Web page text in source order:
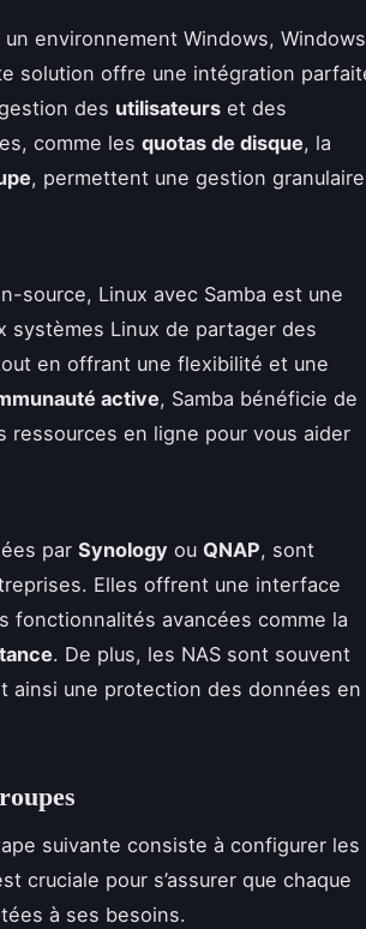
environnement Windows, Windows
solution offre une intégration
des utilisateurs et des
comme les quotas de disque, la
, permettent une gestion granulaire
source, Linux avec Samba est une
systèmes Linux de partager des
en offrant une flexibilité et une
active, Samba bénéficie de
ressources en ligne pour vous aider
par Synology ou QNAP, sont
Elles offrent une interface
fonctionnalités avancées comme la
. De plus, les NAS sont souvent
ainsi une protection des données en
suivante consiste à configurer les
cruciale pour s’assurer que chaque
à ses besoins.